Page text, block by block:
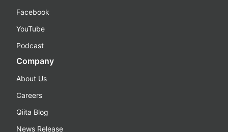
Facebook
YouTube
Podcast
Company
About Us
Careers
Qiita Blog
News Release